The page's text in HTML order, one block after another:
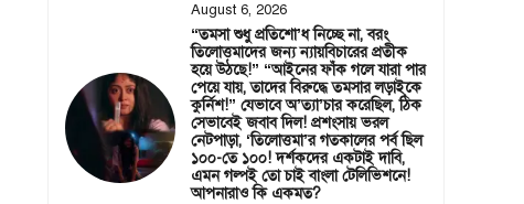
August 6, 2026
“তমসা শুধু প্রতিশো’ধ নিচ্ছে না, বরং
তিলোত্তমাদের জন্য ন্যায়বিচারের প্রতীক
হয়ে উঠছে!” “আইনের ফাঁক গলে যারা পার
পেয়ে যায়, তাদের বিরুদ্ধে তমসার লড়াইকে
কুর্নিশ!” যেভাবে অ’ত্যা’চার করেছিল, ঠিক
সেভাবেই জবাব দিল! প্রশংসায় ভরল
নেটপাড়া, ‘তিলোত্তমা’র গতকালের পর্ব ছিল
১০০-তে ১০০! দর্শকদের একটাই দাবি,
এমন গল্পই তো চাই বাংলা টেলিভিশনে!
আপনারাও কি একমত?